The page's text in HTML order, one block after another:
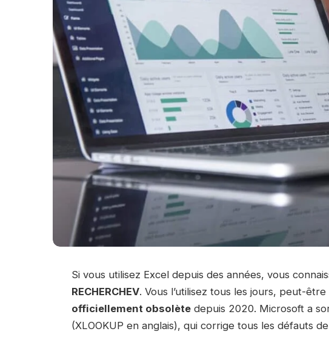
Si vous utilisez Excel depuis des années, vous
RECHERCHEV. Vous l’utilisez tous les jours, peut-être
officiellement obsolètedepuis 2020. Microsoft a
(XLOOKUP en anglais), qui corrige tous les défauts